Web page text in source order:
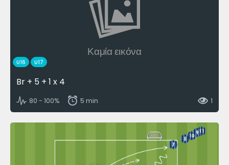
Καμία εικόνα
U16 U17
Br + 5 + 1 x 4
80 - 100% 5 min 1